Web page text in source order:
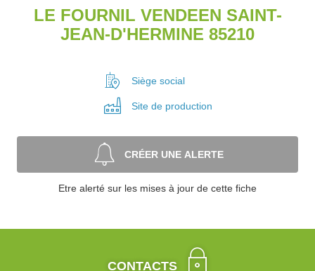
LE FOURNIL VENDEEN SAINT-
JEAN-D'HERMINE 85210
Siège social
Site de production
CRÉER UNE ALERTE
Etre alerté sur les mises à jour de cette fiche
CONTACTS